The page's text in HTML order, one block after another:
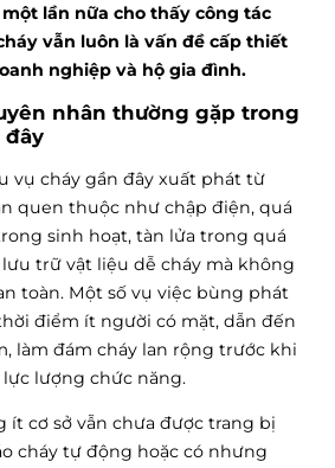
lần nữa cho thấy công tác
vẫn luôn là vấn đề cấp thiết
nghiệp và hộ gia đình.
nhân thường gặp trong
đây
vụ cháy gần đây xuất phát từ
quen thuộc như chập điện, quá
sinh hoạt, tàn lửa trong quá
trữ vật liệu dễ cháy mà không
toàn. Một số vụ việc bùng phát
điểm ít người có mặt, dẫn đến
làm đám cháy lan rộng trước khi
lượng chức năng.
ít cơ sở vẫn chưa được trang bị
cháy tự động hoặc có nhưng